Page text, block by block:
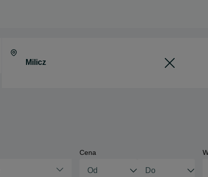
Cena